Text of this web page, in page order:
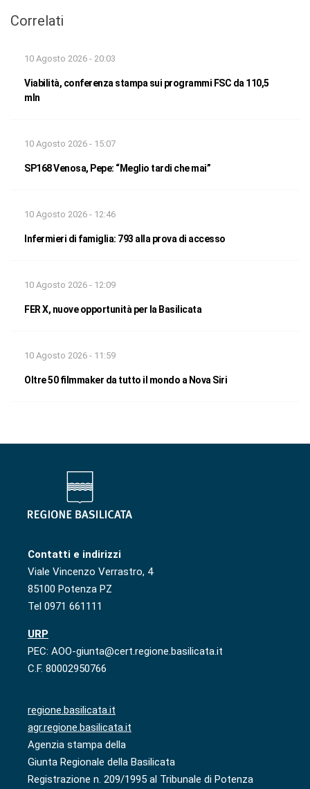
Correlati
10 Agosto 2026 - 20:03
Viabilità, conferenza stampa sui programmi FSC da 110,5
mln
10 Agosto 2026 - 15:07
SP168 Venosa, Pepe: “Meglio tardi che mai”
10 Agosto 2026 - 12:46
Infermieri di famiglia: 793 alla prova di accesso
10 Agosto 2026 - 12:09
FER X, nuove opportunità per la Basilicata
10 Agosto 2026 - 11:59
Oltre 50 filmmaker da tutto il mondo a Nova Siri
Contatti e indirizzi
Viale Vincenzo Verrastro, 4
85100 Potenza PZ
Tel 0971 661111
URP
PEC: AOO-giunta@cert.regione.basilicata.it
C.F. 80002950766
regione.basilicata.it
agr.regione.basilicata.it
Agenzia stampa della
Giunta Regionale della Basilicata
Registrazione n. 209/1995 al Tribunale di Potenza